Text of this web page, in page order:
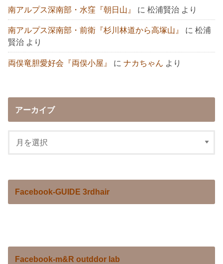
南アルプス深南部・水窪『朝日山』 に松浦賢治 より
南アルプス深南部・前衛『杉川林道から高塚山』 に松浦
賢治 より
両俣竜胆愛好会『両俣小屋』 にナカちゃん より
アーカイブ
Facebook-GUIDE 3rdhair
Facebook-m&R outddor lab